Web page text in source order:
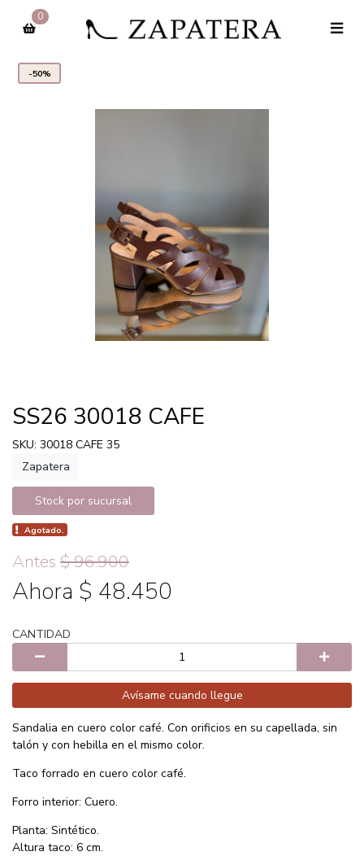
0
-50%
SS26 30018 CAFE
SKU: 30018 CAFE 35
Zapatera
Stock por sucursal
Agotado.
Antes $ 96.900
Ahora $ 48.450
CANTIDAD
Avísame cuando llegue
Sandalia en cuero color café. Con orificios en su capellada, sin
talón y con hebilla en el mismo color.
Taco forrado en cuero color café.
Forro interior: Cuero.
Planta: Sintético.
Altura taco: 6 cm.